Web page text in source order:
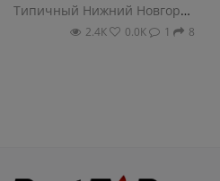
Типичный Нижний Новгород
2.4К 0.0К 1 8